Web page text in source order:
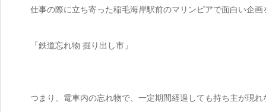
仕事の際に立ち寄った稲毛海岸駅前のマリンピアで面白い企画
「鉄道忘れ物 掘り出し市」
つまり、電車内の忘れ物で、一定期間経過しても持ち主が現